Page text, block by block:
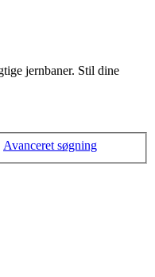
jernbaner. Stil dine
Avanceret søgning